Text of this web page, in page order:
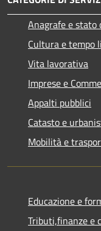
Anagrafe e stato
Cultura e tempo
Vita lavorativa
Imprese e
Appalti pubblici
Catasto e
Mobilità e
Educazione e
Tributi,finanze e